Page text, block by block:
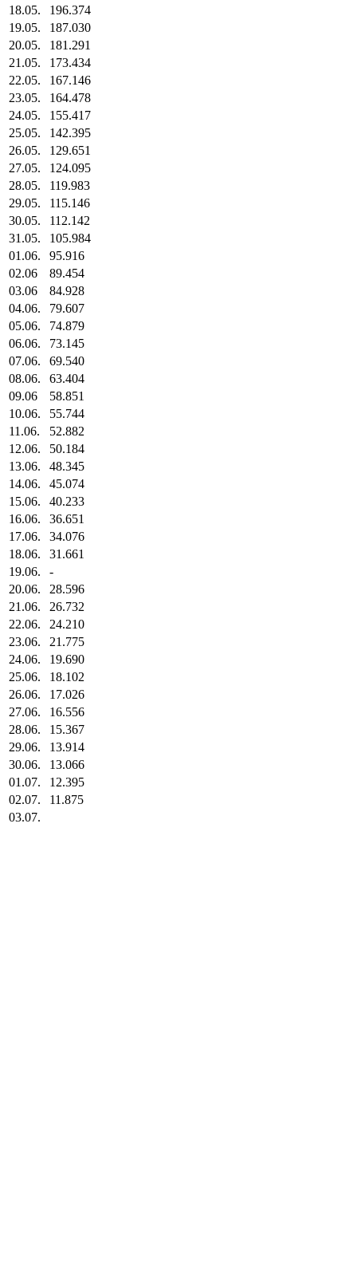
18.05.
196.374
19.05.
187.030
20.05.
181.291
21.05.
173.434
22.05.
167.146
23.05.
164.478
24.05.
155.417
25.05.
142.395
26.05.
129.651
27.05.
124.095
28.05.
119.983
29.05.
115.146
30.05.
112.142
31.05.
105.984
01.06.
95.916
02.06
89.454
03.06
84.928
04.06.
79.607
05.06.
74.879
06.06.
73.145
07.06.
69.540
08.06.
63.404
09.06
58.851
10.06.
55.744
11.06.
52.882
12.06.
50.184
13.06.
48.345
14.06.
45.074
15.06.
40.233
16.06.
36.651
17.06.
34.076
18.06.
31.661
19.06.
-
20.06.
28.596
21.06.
26.732
22.06.
24.210
23.06.
21.775
24.06.
19.690
25.06.
18.102
26.06.
17.026
27.06.
16.556
28.06.
15.367
29.06.
13.914
30.06.
13.066
01.07.
12.395
02.07.
11.875
03.07.